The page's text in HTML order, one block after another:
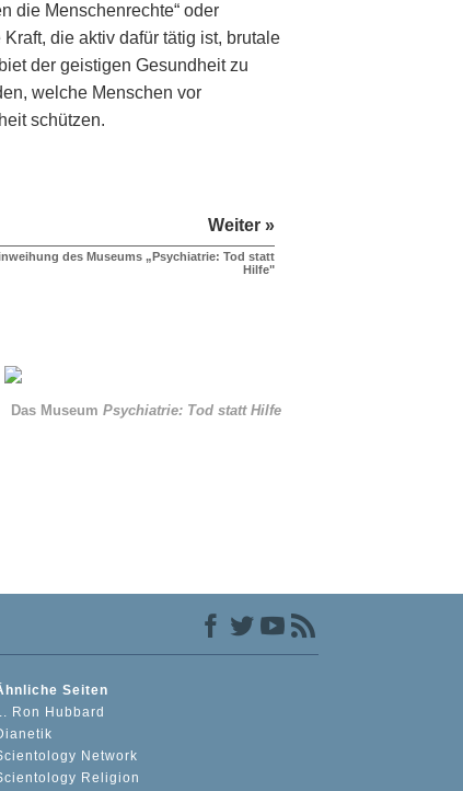
die Menschenrechte“ oder
die aktiv dafür tätig ist, brutale
der geistigen Gesundheit zu
welche Menschen vor
schützen.
Weiter »
des Museums „Psychiatrie: Tod statt
Hilfe"
Das MuseumPsychiatrie: Tod statt Hilfe
Seiten
Ron Hubbard
Network
Religion